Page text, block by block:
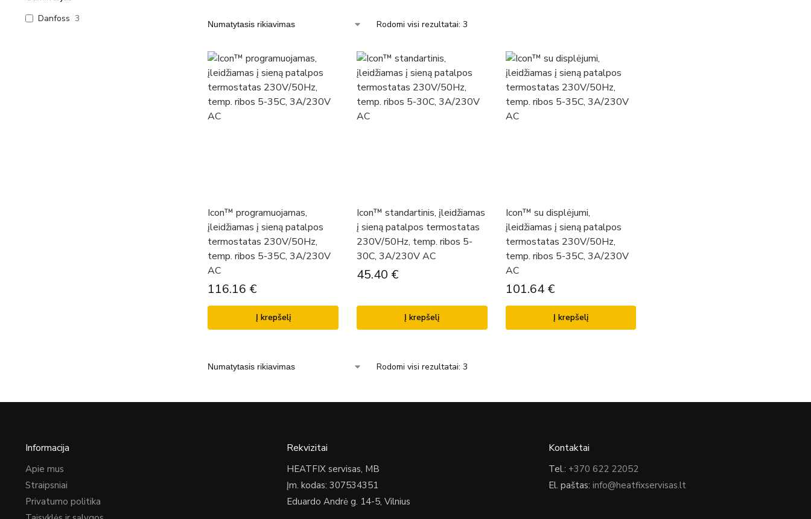
Rodomi visi rezultatai: 3
Icon™ programuojamas,
įleidžiamas į sieną patalpos
termostatas 230V/50Hz,
temp. ribos 5-35C, 3A/230V
AC
116.16 €
Į krepšelį
Icon™ standartinis, įleidžiamas
į sieną patalpos termostatas
230V/50Hz, temp. ribos 5-
30C, 3A/230V AC
45.40 €
Į krepšelį
Icon™ su displėjumi,
įleidžiamas į sieną patalpos
termostatas 230V/50Hz,
temp. ribos 5-35C, 3A/230V
AC
101.64 €
Į krepšelį
Rodomi visi rezultatai: 3
Danfoss 3
Informacija
Apie mus
Straipsniai
Privatumo politika
Rekvizitai
HEATFIX servisas, MB
Įm. kodas: 307534351
Eduardo Andrė g. 14-5, Vilnius
Kontaktai
Tel.: +370 622 22052
El. paštas: info@heatfixservisas.lt